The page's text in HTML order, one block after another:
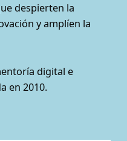
despierten la
y amplíen la
digital e
en 2010.